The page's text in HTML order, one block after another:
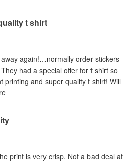
t shirt
again!…normally order stickers
had a special offer for t shirt so
printing and super quality t shirt! Will
print is very crisp. Not a bad deal at